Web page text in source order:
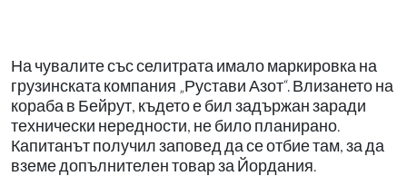
На чувалите със селитрата имало маркировка на
грузинската компания „Рустави Азот“. Влизането на
кораба в Бейрут, където е бил задържан заради
технически нередности, не било планирано.
Капитанът получил заповед да се отбие там, за да
вземе допълнителен товар за Йордания.